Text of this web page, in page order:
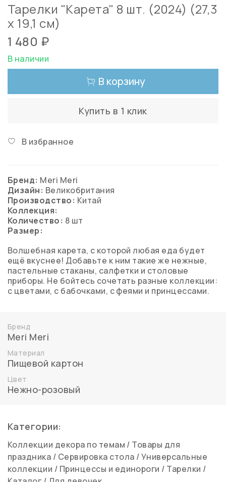
Тарелки "Карета" 8 шт. (2024) (27,3
х 19,1 см)
1 480 ₽
В наличии
В корзину
Купить в 1 клик
В избранное
Бренд: Meri Meri
Дизайн: Великобритания
Производство: Китай
Коллекция:
Количество: 8 шт
Размер:
Волшебная карета, с которой любая еда будет
ещё вкуснее! Добавьте к ним такие же нежные,
пастельные стаканы, салфетки и столовые
приборы. Не бойтесь сочетать разные коллекции:
с цветами, с бабочками, с феями и принцессами.
Бренд
Meri Meri
Материал
Пищевой картон
Цвет
Нежно-розовый
Категории:
Коллекции декора по темам / Товары для
праздника / Сервировка стола /Универсальные
коллекции / Принцессы и единороги / Тарелки /